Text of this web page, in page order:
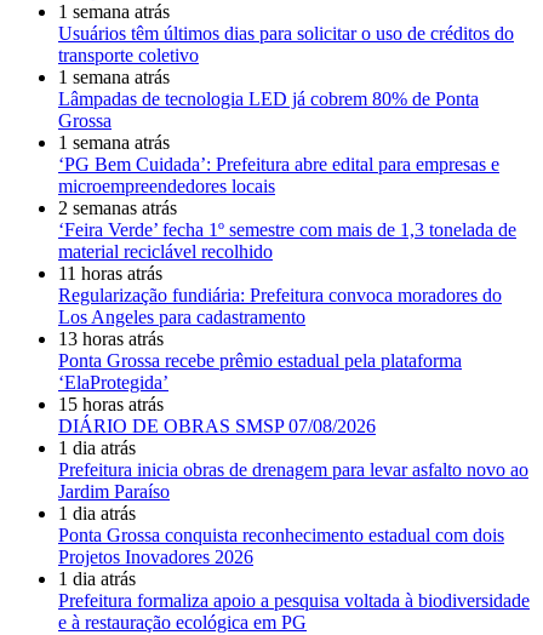
1 semana atrás
Usuários têm últimos dias para solicitar o uso de créditos do
transporte coletivo
1 semana atrás
Lâmpadas de tecnologia LED já cobrem 80% de Ponta
Grossa
1 semana atrás
‘PG Bem Cuidada’: Prefeitura abre edital para empresas e
microempreendedores locais
2 semanas atrás
‘Feira Verde’ fecha 1º semestre com mais de 1,3 tonelada de
material reciclável recolhido
11 horas atrás
Regularização fundiária: Prefeitura convoca moradores do
Los Angeles para cadastramento
13 horas atrás
Ponta Grossa recebe prêmio estadual pela plataforma
‘ElaProtegida’
15 horas atrás
DIÁRIO DE OBRAS SMSP 07/08/2026
1 dia atrás
Prefeitura inicia obras de drenagem para levar asfalto novo ao
Jardim Paraíso
1 dia atrás
Ponta Grossa conquista reconhecimento estadual com dois
Projetos Inovadores 2026
1 dia atrás
Prefeitura formaliza apoio a pesquisa voltada à biodiversidade
e à restauração ecológica em PG